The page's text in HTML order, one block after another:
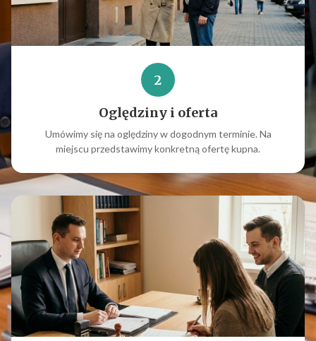
2
Oględziny i oferta
Umówimy się na oględziny w dogodnym terminie. Na
miejscu przedstawimy konkretną ofertę kupna.